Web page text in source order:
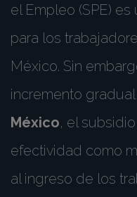
el Empleo (SPE)
para los
México. Sin
incremento
México, el
efectividad como
al ingreso de los